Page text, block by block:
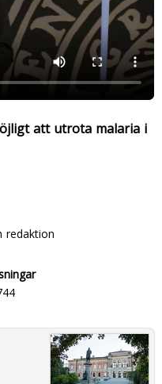
att utrota malaria i
redaktion